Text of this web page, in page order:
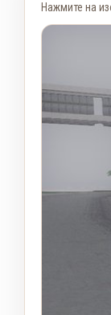
Нажмите на